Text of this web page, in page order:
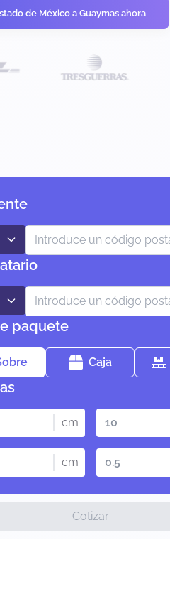
de México a Guaymas ahora
paquete
Caja
cm
cm
Cotizar